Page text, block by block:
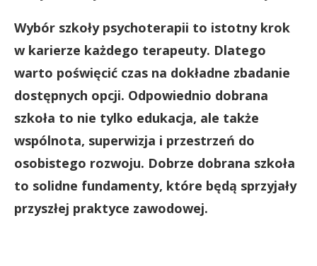
Wybór szkoły psychoterapii to istotny krok
w karierze każdego terapeuty. Dlatego
warto poświęcić czas na dokładne zbadanie
dostępnych opcji. Odpowiednio dobrana
szkoła to nie tylko edukacja, ale także
wspólnota, superwizja i przestrzeń do
osobistego rozwoju. Dobrze dobrana szkoła
to solidne fundamenty, które będą sprzyjały
przyszłej praktyce zawodowej.